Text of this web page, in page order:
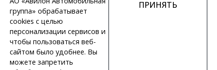
НОВОСТИ И ОБЗОРЫ
КОНТАКТЫ
ВАКАНСИИ
группа» обрабатывает
cookies с целью
персонализации сервисов и
чтобы пользоваться веб-
сайтом было удобнее. Вы
можете запретить
ПРИНЯТЬ